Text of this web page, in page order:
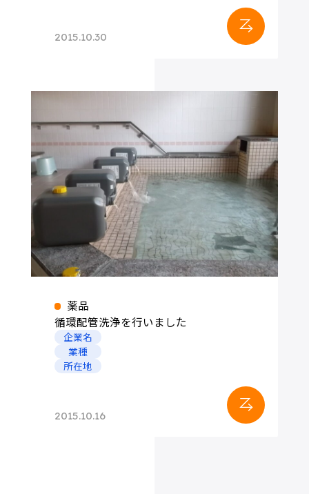
各種石油製品
塗料・インク 飲料・食品
製薬・医療
2015.10.30
薬品
循環配管洗浄を行いました
企業名
業種
所在地
2015.10.16